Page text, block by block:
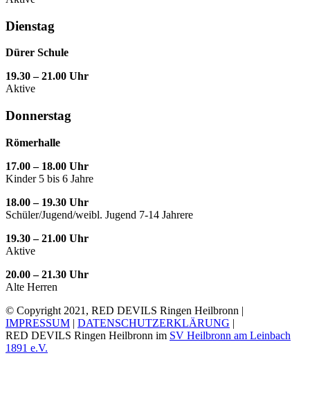
Dienstag
Dürer Schule
19.30 – 21.00 Uhr
Aktive
Donnerstag
Römerhalle
17.00 – 18.00 Uhr
Kinder 5 bis 6 Jahre
18.00 – 19.30 Uhr
Schüler/Jugend/weibl. Jugend 7-14 Jahrere
19.30 – 21.00 Uhr
Aktive
20.00 – 21.30 Uhr
Alte Herren
© Copyright 2021, RED DEVILS Ringen Heilbronn |
IMPRESSUM | DATENSCHUTZERKLÄRUNG |
RED DEVILS Ringen Heilbronn im SV Heilbronn am Leinbach
1891 e.V.